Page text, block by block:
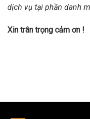
dịch vụ tại phần danh
Xin trân trọng cảm ơn !